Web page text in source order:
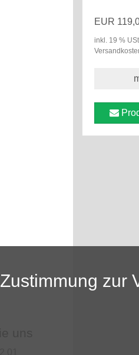
EUR
inkl. 19 %
Zustimmung zur